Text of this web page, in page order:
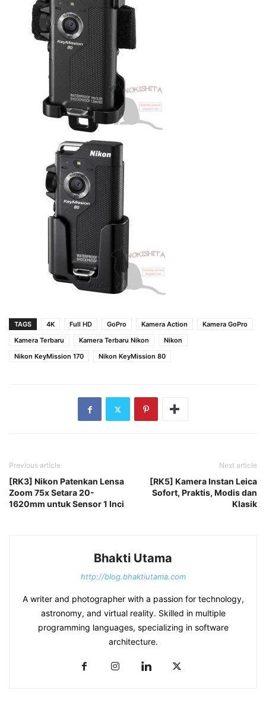
TAGS 4K Full HD GoPro Kamera Action
Kamera GoPro
Kamera Terbaru
Kamera Terbaru Nikon
Nikon
Nikon KeyMission 170
Nikon KeyMission 80
Previous article
[RK3] Nikon Patenkan Lensa
Zoom 75x Setara 20-
1620mm untuk Sensor 1 Inci
Next article
[RK5] Kamera Instan Leica
Sofort, Praktis, Modis dan
Klasik
Bhakti Utama
http://blog.bhaktiutama.com
A writer and photographer with a passion for technology,
astronomy, and virtual reality. Skilled in multiple
programming languages, specializing in software
architecture.